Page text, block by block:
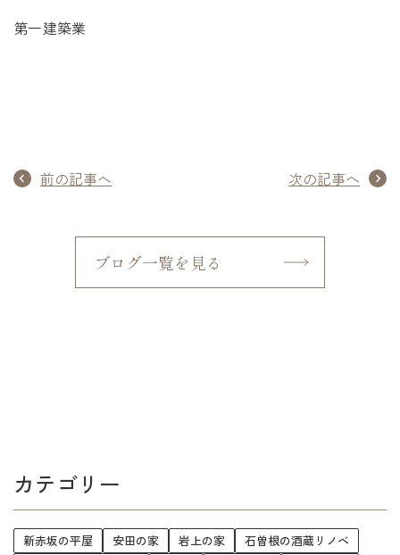
第一建築業
前の記事へ 次の記事へ
ブログ一覧を見る
カテゴリー
新赤坂の平屋 安田の家 岩上の家
石曽根の酒蔵リノベ